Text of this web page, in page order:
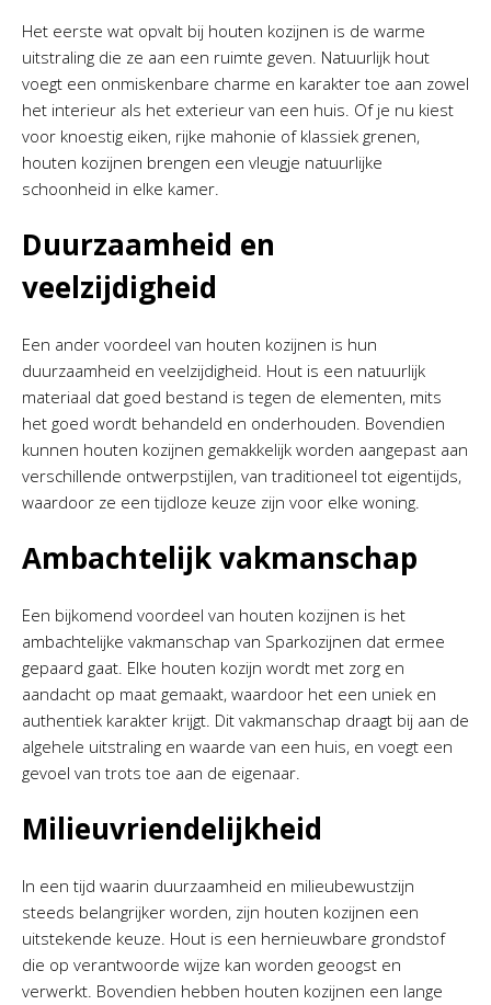
Het eerste wat opvalt bij houten kozijnen is de warme
uitstraling die ze aan een ruimte geven. Natuurlijk hout
voegt een onmiskenbare charme en karakter toe aan zowel
het interieur als het exterieur van een huis. Of je nu kiest
voor knoestig eiken, rijke mahonie of klassiek grenen,
houten kozijnen brengen een vleugje natuurlijke
schoonheid in elke kamer.
Duurzaamheid en
veelzijdigheid
Een ander voordeel van houten kozijnen is hun
duurzaamheid en veelzijdigheid. Hout is een natuurlijk
materiaal dat goed bestand is tegen de elementen, mits
het goed wordt behandeld en onderhouden. Bovendien
kunnen houten kozijnen gemakkelijk worden aangepast aan
verschillende ontwerpstijlen, van traditioneel tot eigentijds,
waardoor ze een tijdloze keuze zijn voor elke woning.
Ambachtelijk vakmanschap
Een bijkomend voordeel van houten kozijnen is het
ambachtelijke vakmanschap van Sparkozijnen dat ermee
gepaard gaat. Elke houten kozijn wordt met zorg en
aandacht op maat gemaakt, waardoor het een uniek en
authentiek karakter krijgt. Dit vakmanschap draagt bij aan de
algehele uitstraling en waarde van een huis, en voegt een
gevoel van trots toe aan de eigenaar.
Milieuvriendelijkheid
In een tijd waarin duurzaamheid en milieubewustzijn
steeds belangrijker worden, zijn houten kozijnen een
uitstekende keuze. Hout is een hernieuwbare grondstof
die op verantwoorde wijze kan worden geoogst en
verwerkt. Bovendien hebben houten kozijnen een lange